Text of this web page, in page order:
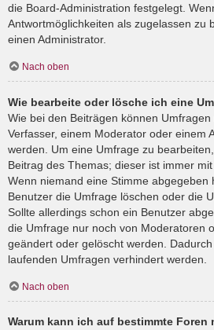
die Board-Administration festgelegt.
Antwortmöglichkeiten als zugelassen zu
einen Administrator.
Nach oben
Wie bearbeite oder lösche ich eine
Wie bei den Beiträgen können
Verfasser, einem Moderator oder einem
werden. Um eine Umfrage zu
Beitrag des Themas; dieser ist immer
Wenn niemand eine Stimme abgegeben
Benutzer die Umfrage löschen oder die
Sollte allerdings schon ein Benutzer
die Umfrage nur noch von Moderatoren
geändert oder gelöscht werden.
laufenden Umfragen verhindert werden.
Nach oben
Warum kann ich auf bestimmte Foren